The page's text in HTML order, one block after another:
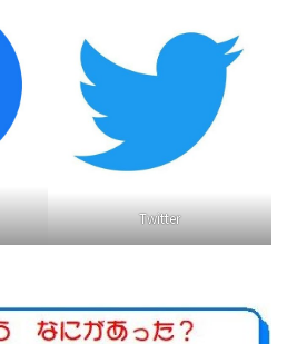
発 汚染水海洋放出トンネル工事
運転停止認めず 稼働４０年
営陣、二審も無罪 民事裁判で認
原発60年超運転」正式決定見送
Twitter